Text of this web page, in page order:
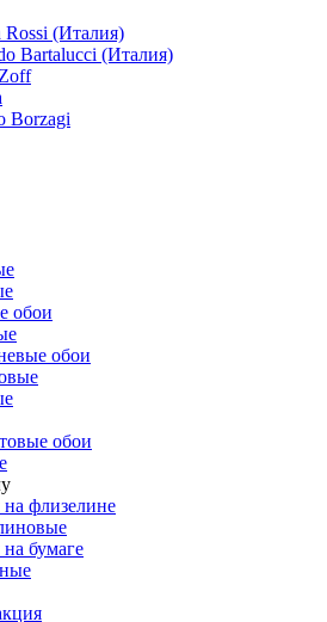
Rossi (Италия)
Bartalucci (Италия)
Borzagi
обои
обои
обои
флизелине
бумаге